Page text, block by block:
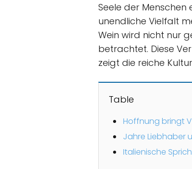
Seele der Menschen
unendliche Vielfalt
Wein wird nicht nur
betrachtet. Diese
zeigt die reiche
Table
Hoffnung bringt
Jahre Liebhaber
Italienische